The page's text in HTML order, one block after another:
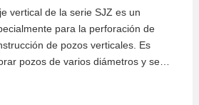
vertical de la serie SJZ es un
para la perforación de
de pozos verticales. Es
pozos de varios diámetros y se
flexible, su
su seguridad y su fiabilidad.